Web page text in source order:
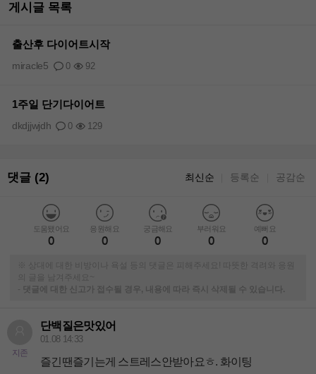
게시글 목록
출산후 다이어트시작
0 92
miracle5
1주일 단기다이어트
0 129
dkdjjwjdh
댓글 (2) 최신순 등록순 공감순
도움됐어요
0
응원해요
0
궁금해요
0
부러워요
0
예뻐요
0
※ 상대에 대한 비방이나 욕설 등의 댓글은 피해주세요! 따뜻한 격려와 응원
의 글을 남겨주세요~
-
댓글에 대한 신고가 접수될 경우, 내용에 따라 즉시 삭제될 수 있습니다.
지존
단백질은맛있어
01.08 14:33
즐긴땐즐기는게 스트레스안받아요ㅎ. 화이팅